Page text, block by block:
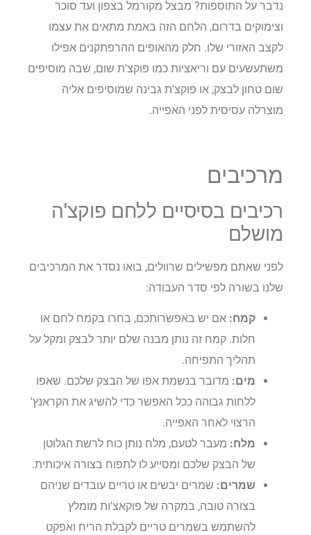
נדבר על התוספות? מבצל מקורמל בצפון ועד סוכר
וצימוקים בדרום, הלחם הזה באמת מתאים את עצמו
לקצב האזורי שלו. חלק מהאופים ההרפתקנים אפילו
משתעשעים עם וריאציות כמו פוקצ'ת שום, שבה מוסיפים
שום טחון לבצק, או פוקצ'ת גבינה שמוסיפים אליה
מוצרלה עסיסית לפני האפייה.
מרכיבים
רכיבים בסיסיים ללחם פוקצ'ה
מושלם
לפני שאתם מפשילים שרוולים, בואו נסדר את המרכיבים
שלנו בשורה לפי סדר העבודה:
קמח:אם יש באפשרותכם, בחרו בקמח לחם או
חלות. קמח זה נותן מבנה שלם יותר לבצק ומקל על
תהליך התפיחה.
מים:מדובר בנשמת אפו של הבצק שלכם. שאפו
ללחות גבוהה ככל האפשר כדי להשיג את הקראנץ'
הרצוי לאחר האפייה.
מלח:מעבר לטעם, מלח נותן כוח לרשת הגלוטן
של הבצק שלכם ומסייע לו לתפוח בצורה איכותית.
שמרים:שמרים יבשים או טריים עובדים שניהם
בצורה טובה, במקרה של פוקאצ'ות מומלץ
להשתמש בשמרים טריים לקבלת הריח ואפקט